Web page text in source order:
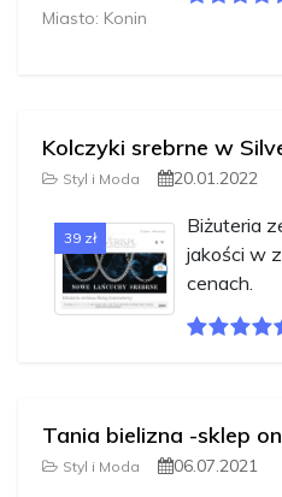
Miasto: Konin
Kolczyki srebrne w
Styl i Moda 20.01.2022
39 zł
Biżuteria
jakości w
cenach.
Tania bielizna -sklep
Styl i Moda 06.07.2021